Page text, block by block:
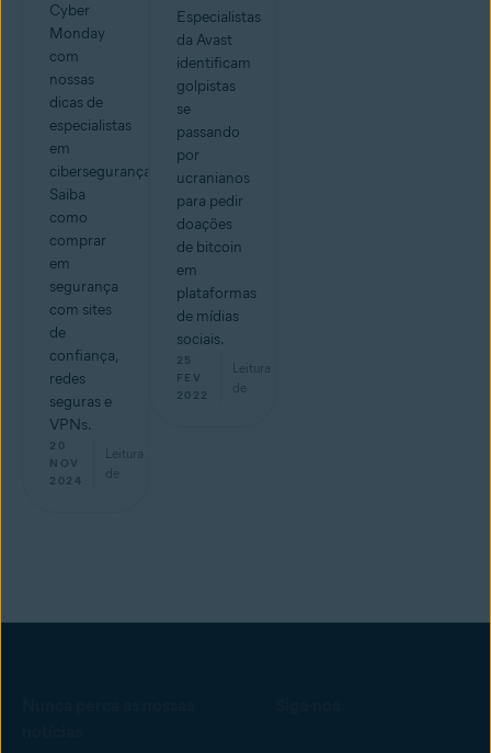
Cyber
Monday
com
nossas
dicas de
especialistas
em
cibersegurança.
Saiba
como
comprar
em
segurança
com sites
de
confiança,
redes
seguras e
VPNs.
20
NOV
2024
Leitura
de
Especialistas
da Avast
identificam
golpistas
se
passando
por
ucranianos
para pedir
doações
de bitcoin
em
plataformas
de mídias
sociais.
25
FEV
2022
Leitura
de